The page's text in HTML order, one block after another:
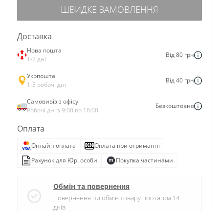
ШВИДКЕ ЗАМОВЛЕННЯ
Доставка
Нова пошта
1-2 дні
Від 80 грн
Укрпошта
1-3 робочі дні
Від 40 грн
Самовивіз з офісу
Робочі дні з 9:00 по 16:00
Безкоштовно
Оплата
Онлайн оплата
Оплата при отриманні
Рахунок для Юр. особи
Покупка частинами
Обмін та повернення
Повернення чи обмін товару протягом 14
днів